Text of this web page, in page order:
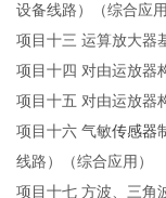
设备线路）（综合应用
项目十三 运算放大器
项目十四 对由运放器
项目十五 对由运放器
项目十六 气敏传感器
线路）（综合应用）
项目十七 方波、三角